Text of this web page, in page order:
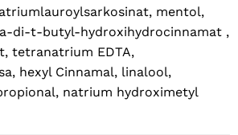
mentol,
di-t-butyl-hydroxihydrocinnamat ,
tetranatrium EDTA,
hexyl Cinnamal, linalool,
natrium hydroximetyl